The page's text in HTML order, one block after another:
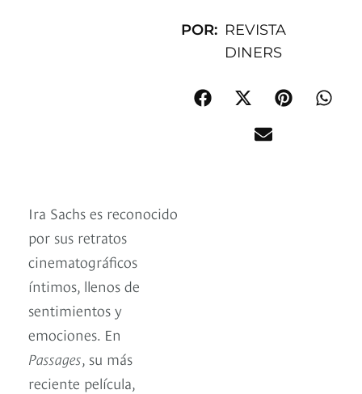
POR: REVISTA
DINERS
Ira Sachs es reconocido
por sus retratos
cinematográficos
íntimos, llenos de
sentimientos y
emociones. En
Passages, su más
reciente película,